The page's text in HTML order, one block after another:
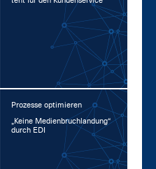
Prozesse optimieren
„Kei­ne Me­di­en­bruch­lan­dung“
durch EDI